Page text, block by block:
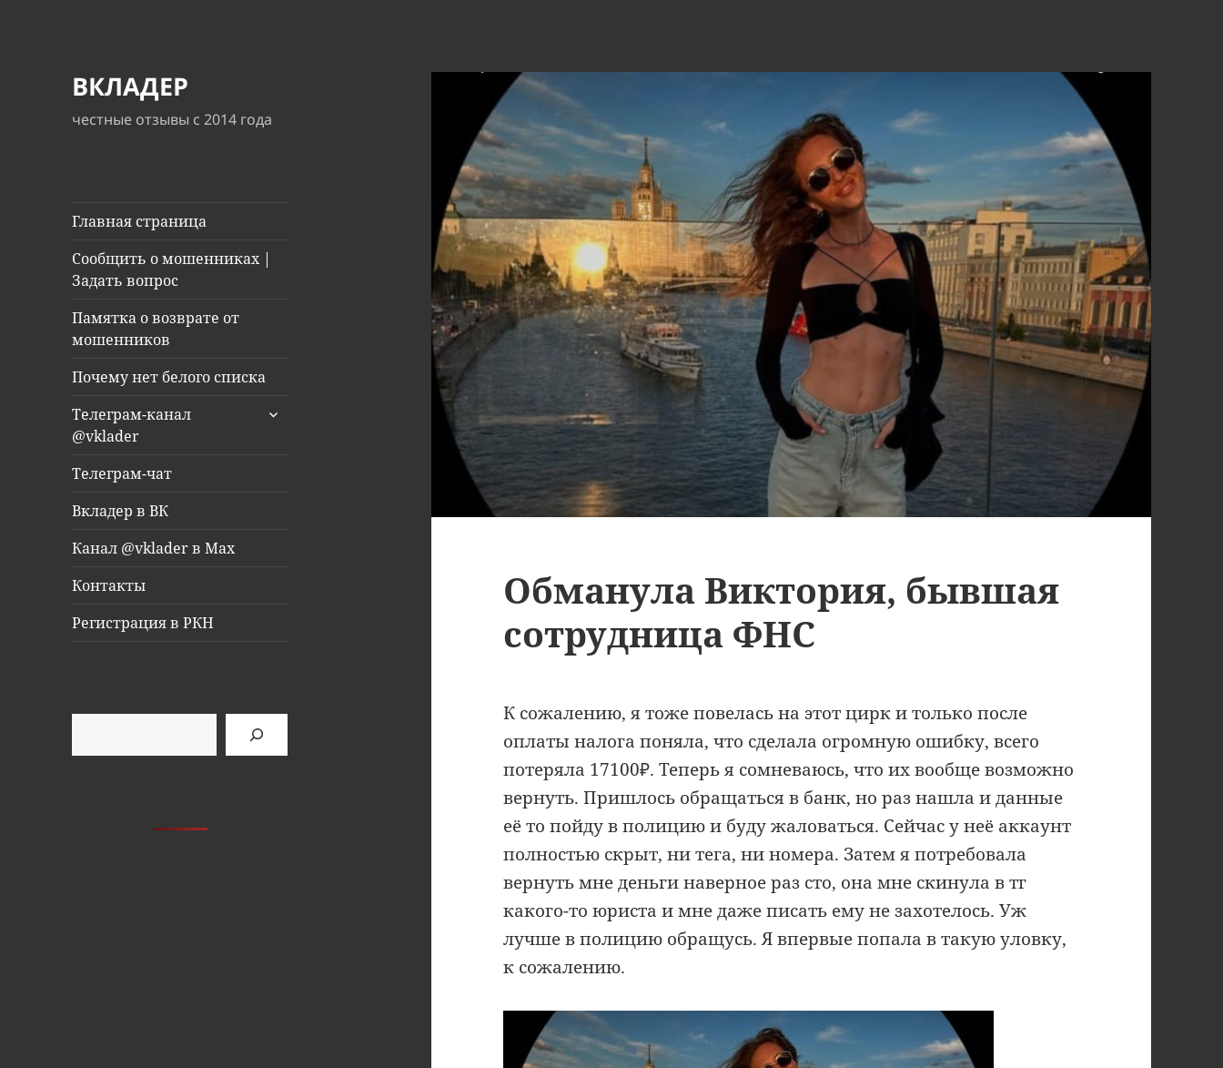
ВКЛАДЕР
честные отзывы с 2014 года
Главная страница
Сообщить о мошенниках |
Задать вопрос
Памятка о возврате от
мошенников
Почему нет белого списка
Телеграм-канал
@vklader
раскрыть
Телеграм-чат
Вкладер в ВК
Канал @vklader в Max
Контакты
Регистрация в РКН
Обманула Виктория, бывшая
сотрудница ФНС
К сожалению, я тоже повелась на этот цирк и только после
оплаты налога поняла, что сделала огромную ошибку, всего
потеряла 17100₽. Теперь я сомневаюсь, что их вообще возможно
вернуть. Пришлось обращаться в банк, но раз нашла и данные
её то пойду в полицию и буду жаловаться. Сейчас у неё аккаунт
полностью скрыт, ни тега, ни номера. Затем я потребовала
вернуть мне деньги наверное раз сто, она мне скинула в тг
какого-то юриста и мне даже писать ему не захотелось. Уж
лучше в полицию обращусь. Я впервые попала в такую уловку,
к сожалению.